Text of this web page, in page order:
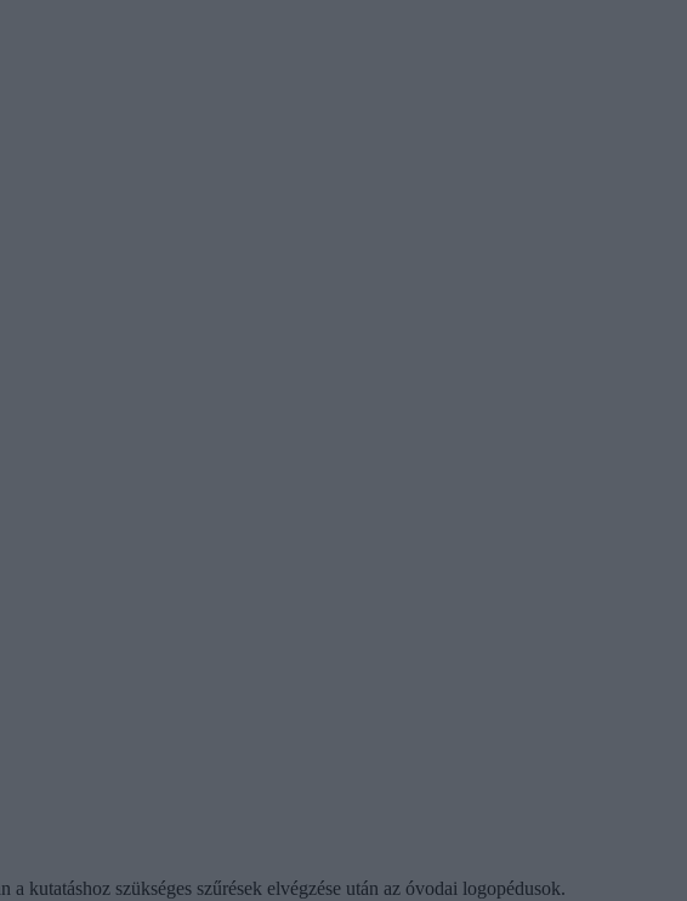
kutatáshoz szükséges szűrések elvégzése után az óvodai logopédusok.